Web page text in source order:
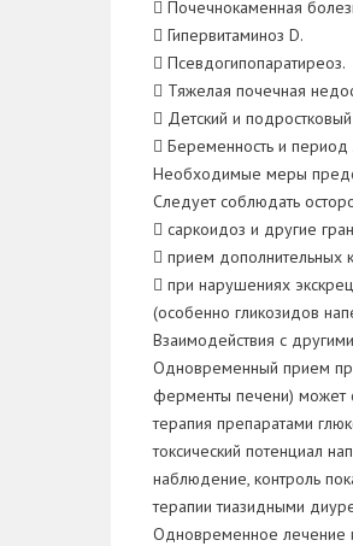
 Почечнокаменная
 Гипервитаминоз D.
 Псевдогипопаратиреоз.
 Тяжелая почечная
 Детский и
 Беременность и период
Необходимые меры
Следует соблюдать
 саркоидоз и другие
 прием дополнительных
 при нарушениях
(особенно гликозидов
Взаимодействия с
Одновременный прием
ферменты печени) может
терапия препаратами
токсический потенциал
наблюдение, контроль
терапии тиазидными
Одновременное лечение